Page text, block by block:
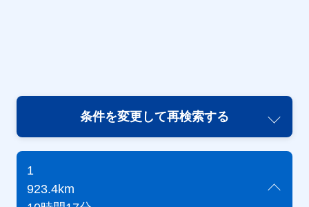
条件を変更して再検索する
1
923.4km